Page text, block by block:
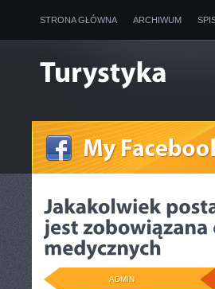
STRONA GŁÓWNA ARCHIWUM
ADMIN